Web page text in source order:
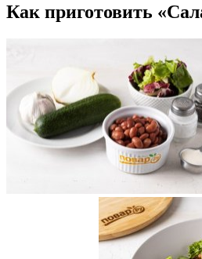
Как приготовить